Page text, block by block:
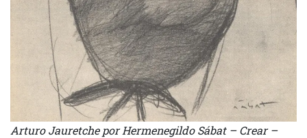
Arturo Jauretche por Hermenegildo Sábat – Crear –